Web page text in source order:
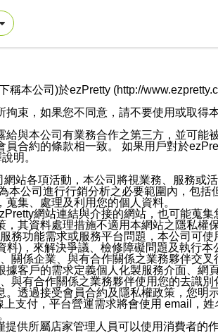
本公司)於ezPretty (http://
束，如果您不同意，請不要使用或取得
與本公司有業務合作之第三方，並可
合約的條款相一致。 如果用戶對於
明。
站各項活動，本公司將視業務、服務
本公司進行行銷分析之必要範圍內，包
集、處理及利用您的個人資料。
網站連結與介接的網站，也可能蒐
其資料處理措施不適用本網站之隱私權
務功能需求或服務平台問題，本公司可
)，來解決爭議、檢修障礙問題及執行
關係企業、與有合作關係之業務夥伴交
客戶的需求定義個人化製服務介面、網
與有合作關係之業務夥伴使用您的去識
透過接受會員合約及隱私權政策，您明
支付，平台營運需求將會使用 email，
供所屬店家管理人員可以使用消費者的